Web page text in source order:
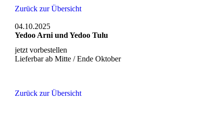
Zurück zur Übersicht
04.10.2025
Yedoo Arni und Yedoo Tulu
jetzt vorbestellen
Lieferbar ab Mitte / Ende Oktober
Zurück zur Übersicht